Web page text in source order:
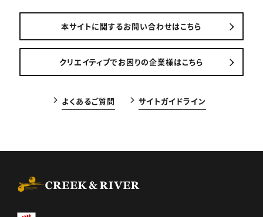
本サイトに関するお問い合わせはこちら
クリエイティブでお困りの企業様はこちら
よくあるご質問 サイトガイドライン